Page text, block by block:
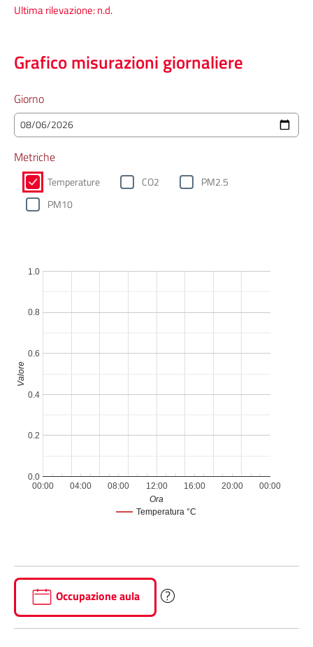
Ultima rilevazione:n.d.
Grafico misurazioni giornaliere
Giorno
Metriche
Temperature CO2
PM2.5
PM10
Temperatura °C
00:00 04:00 08:00 12:00 16:00 20:00 00:00
0.0
0.2
0.4
0.6
0.8
1.0
Ora
Valore
Occupazione aula